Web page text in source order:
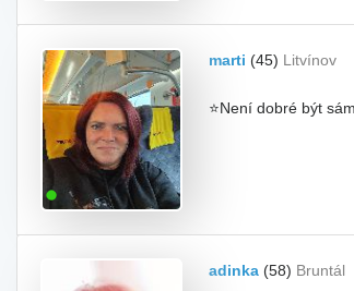
marti (45) Litvínov
⭐Není dobré být
adinka (58) Bruntál